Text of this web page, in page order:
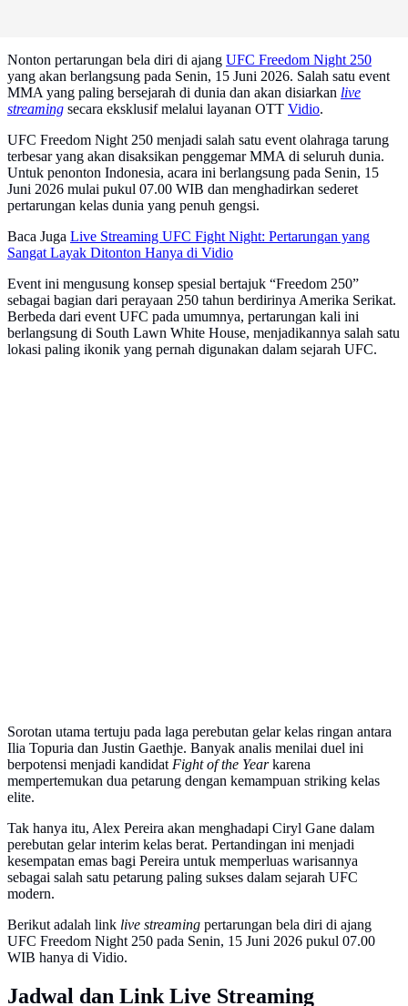
Nonton pertarungan bela diri di ajang UFC Freedom Night 250
yang akan berlangsung pada Senin, 15 Juni 2026. Salah satu event
MMA yang paling bersejarah di dunia dan akan disiarkan live
streaming secara eksklusif melalui layanan OTT Vidio.
UFC Freedom Night 250 menjadi salah satu event olahraga tarung
terbesar yang akan disaksikan penggemar MMA di seluruh dunia.
Untuk penonton Indonesia, acara ini berlangsung pada Senin, 15
Juni 2026 mulai pukul 07.00 WIB dan menghadirkan sederet
pertarungan kelas dunia yang penuh gengsi.
Baca Juga Live Streaming UFC Fight Night: Pertarungan yang
Sangat Layak Ditonton Hanya di Vidio
Event ini mengusung konsep spesial bertajuk “Freedom 250”
sebagai bagian dari perayaan 250 tahun berdirinya Amerika Serikat.
Berbeda dari event UFC pada umumnya, pertarungan kali ini
berlangsung di South Lawn White House, menjadikannya salah satu
lokasi paling ikonik yang pernah digunakan dalam sejarah UFC.
Sorotan utama tertuju pada laga perebutan gelar kelas ringan antara
Ilia Topuria dan Justin Gaethje. Banyak analis menilai duel ini
berpotensi menjadi kandidatFight of the Yearkarena
mempertemukan dua petarung dengan kemampuan striking kelas
elite.
Tak hanya itu, Alex Pereira akan menghadapi Ciryl Gane dalam
perebutan gelar interim kelas berat. Pertandingan ini menjadi
kesempatan emas bagi Pereira untuk memperluas warisannya
sebagai salah satu petarung paling sukses dalam sejarah UFC
modern.
Berikut adalah link live streaming pertarungan bela diri di ajang
UFC Freedom Night 250 pada Senin, 15 Juni 2026 pukul 07.00
WIB hanya di Vidio.
Jadwal dan Link Live Streaming